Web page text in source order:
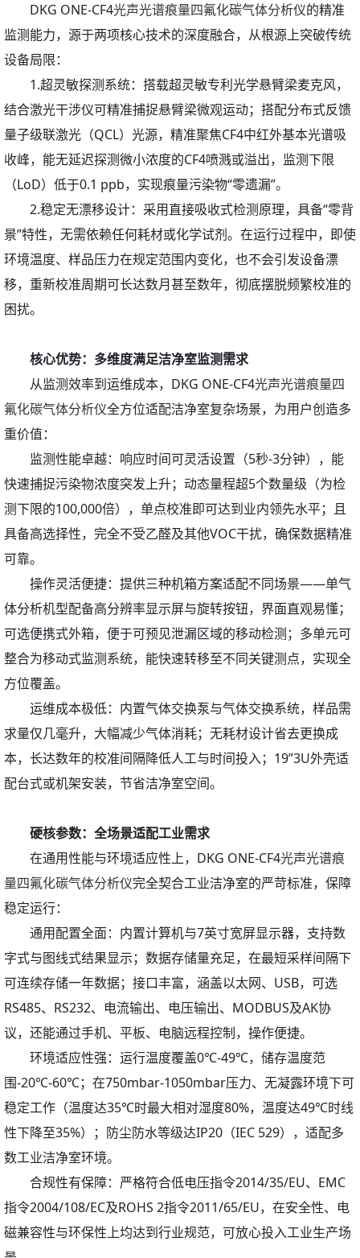
DKG ONE-CF4光声光谱痕量四氟化碳气体分析仪的精准
监测能力，源于两项核心技术的深度融合，从根源上突破传统
设备局限：
1.超灵敏探测系统：搭载超灵敏专利光学悬臂梁麦克风，
结合激光干涉仪可精准捕捉悬臂梁微观运动；搭配分布式反馈
量子级联激光（QCL）光源，精准聚焦CF4中红外基本光谱吸
收峰，能无延迟探测微小浓度的CF4喷溅或溢出，监测下限
（LoD）低于0.1 ppb，实现痕量污染物“零遗漏”。
2.稳定无漂移设计：采用直接吸收式检测原理，具备“零背
景”特性，无需依赖任何耗材或化学试剂。在运行过程中，即使
环境温度、样品压力在规定范围内变化，也不会引发设备漂
移，重新校准周期可长达数月甚至数年，彻底摆脱频繁校准的
困扰。
核心优势：多维度满足洁净室监测需求
从监测效率到运维成本，DKG ONE-CF4光声光谱痕量四
氟化碳气体分析仪全方位适配洁净室复杂场景，为用户创造多
重价值：
监测性能卓越：响应时间可灵活设置（5秒-3分钟），能
快速捕捉污染物浓度突发上升；动态量程超5个数量级（为检
测下限的100,000倍），单点校准即可达到业内领先水平；且
具备高选择性，完全不受乙醛及其他VOC干扰，确保数据精准
可靠。
操作灵活便捷：提供三种机箱方案适配不同场景——单气
体分析机型配备高分辨率显示屏与旋转按钮，界面直观易懂；
可选便携式外箱，便于可预见泄漏区域的移动检测；多单元可
整合为移动式监测系统，能快速转移至不同关键测点，实现全
方位覆盖。
运维成本极低：内置气体交换泵与气体交换系统，样品需
求量仅几毫升，大幅减少气体消耗；无耗材设计省去更换成
本，长达数年的校准间隔降低人工与时间投入；19”3U外壳适
配台式或机架安装，节省洁净室空间。
硬核参数：全场景适配工业需求
在通用性能与环境适应性上，DKG ONE-CF4光声光谱痕
量四氟化碳气体分析仪完全契合工业洁净室的严苛标准，保障
稳定运行：
通用配置全面：内置计算机与7英寸宽屏显示器，支持数
字式与图线式结果显示；数据存储量充足，在最短采样间隔下
可连续存储一年数据；接口丰富，涵盖以太网、USB，可选
RS485、RS232、电流输出、电压输出、MODBUS及AK协
议，还能通过手机、平板、电脑远程控制，操作便捷。
环境适应性强：运行温度覆盖0℃-49℃，储存温度范
围-20℃-60℃；在750mbar-1050mbar压力、无凝露环境下可
稳定工作（温度达35℃时最大相对湿度80%，温度达49℃时线
性下降至35%）；防尘防水等级达IP20（IEC 529），适配多
数工业洁净室环境。
合规性有保障：严格符合低电压指令2014/35/EU、EMC
指令2004/108/EC及ROHS 2指令2011/65/EU，在安全性、电
磁兼容性与环保性上均达到行业规范，可放心投入工业生产场